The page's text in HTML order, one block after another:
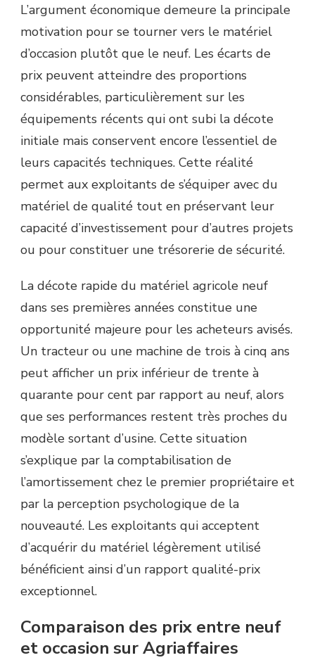
L’argument économique demeure la principale
motivation pour se tourner vers le matériel
d’occasion plutôt que le neuf. Les écarts de
prix peuvent atteindre des proportions
considérables, particulièrement sur les
équipements récents qui ont subi la décote
initiale mais conservent encore l’essentiel de
leurs capacités techniques. Cette réalité
permet aux exploitants de s’équiper avec du
matériel de qualité tout en préservant leur
capacité d’investissement pour d’autres projets
ou pour constituer une trésorerie de sécurité.
La décote rapide du matériel agricole neuf
dans ses premières années constitue une
opportunité majeure pour les acheteurs avisés.
Un tracteur ou une machine de trois à cinq ans
peut afficher un prix inférieur de trente à
quarante pour cent par rapport au neuf, alors
que ses performances restent très proches du
modèle sortant d’usine. Cette situation
s’explique par la comptabilisation de
l’amortissement chez le premier propriétaire et
par la perception psychologique de la
nouveauté. Les exploitants qui acceptent
d’acquérir du matériel légèrement utilisé
bénéficient ainsi d’un rapport qualité-prix
exceptionnel.
Comparaison des prix entre neuf
et occasion sur Agriaffaires